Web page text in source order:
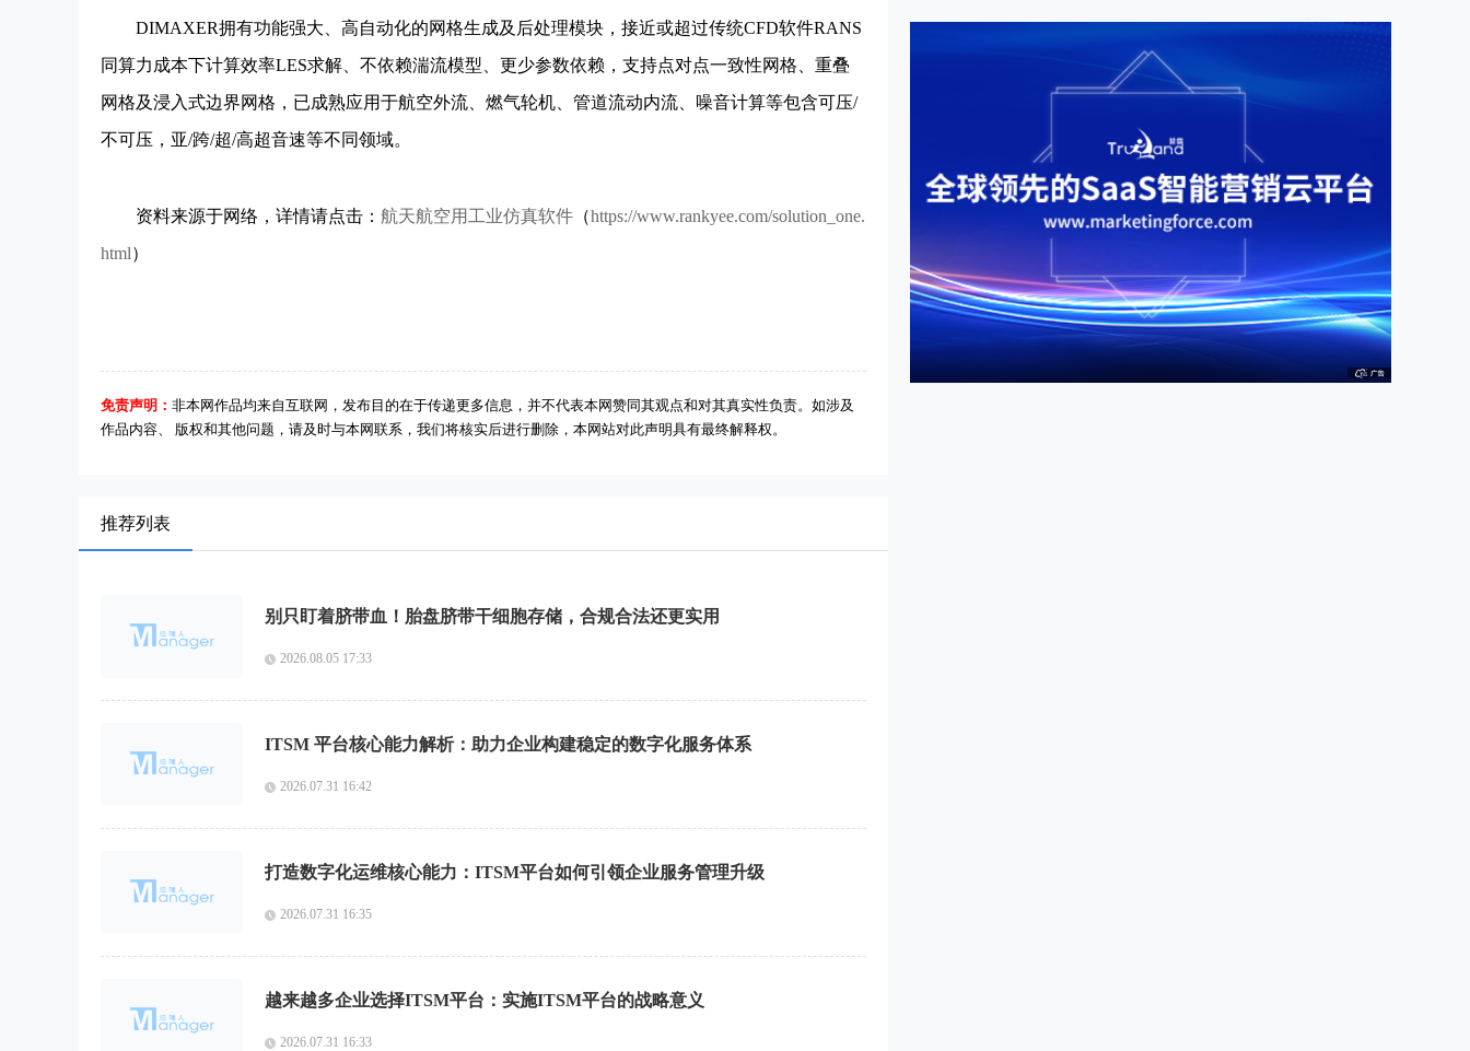
DIMAXER拥有功能强大、高自动化的网格生成及后处理模块，接近或超过传统CFD软件RANS
同算力成本下计算效率LES求解、不依赖湍流模型、更少参数依赖，支持点对点一致性网格、重叠
网格及浸入式边界网格，已成熟应用于航空外流、燃气轮机、管道流动内流、噪音计算等包含可压/
不可压，亚/跨/超/高超音速等不同领域。
资料来源于网络，详情请点击： 航天航空用工业仿真软件 （https://www.rankyee.com/solution_one.
html）
免责声明： 非本网作品均来自互联网，发布目的在于传递更多信息，并不代表本网赞同其观点和对其真实性负责。如涉及
作品内容、 版权和其他问题，请及时与本网联系，我们将核实后进行删除，本网站对此声明具有最终解释权。
推荐列表
别只盯着脐带血！胎盘脐带干细胞存储，合规合法还更实用
2026.08.05 17:33
ITSM 平台核心能力解析：助力企业构建稳定的数字化服务体系
2026.07.31 16:42
打造数字化运维核心能力：ITSM平台如何引领企业服务管理升级
2026.07.31 16:35
越来越多企业选择ITSM平台：实施ITSM平台的战略意义
2026.07.31 16:33